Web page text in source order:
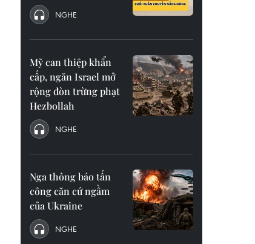
NGHE
Mỹ can thiệp khẩn
cấp, ngăn Israel mở
rộng đòn trừng phạt
Hezbollah
NGHE
Nga thông báo tấn
công căn cứ ngầm
của Ukraine
NGHE